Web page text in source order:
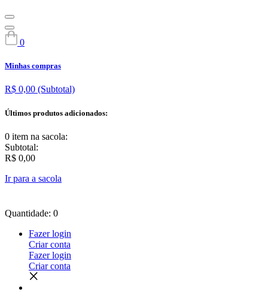
0
Minhas compras
R$ 0,00 (Subtotal)
Últimos produtos adicionados:
0 item na sacola:
Subtotal:
R$ 0,00
Ir para a sacola
Quantidade: 0
Fazer login
Criar conta
Fazer login
Criar conta